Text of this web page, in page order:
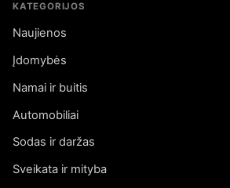
KATEGORIJOS
Naujienos
Įdomybės
Namai ir buitis
Automobiliai
Sodas ir daržas
Sveikata ir mityba